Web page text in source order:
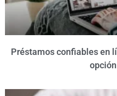
Préstamos confiables en